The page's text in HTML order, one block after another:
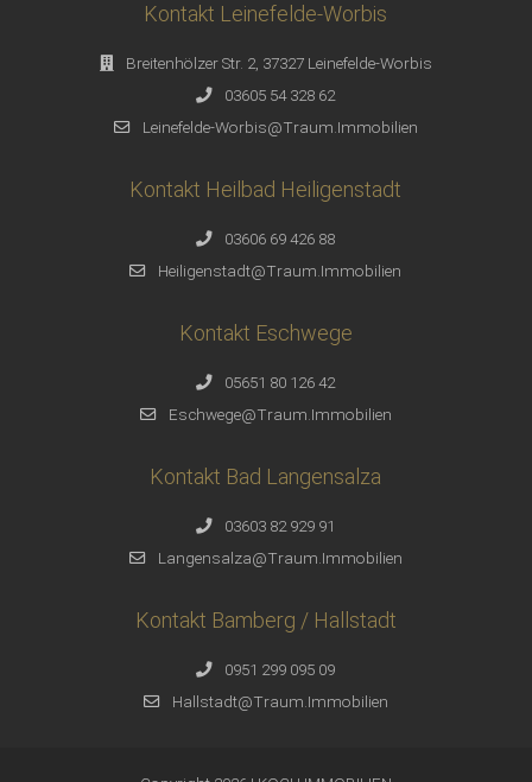
Kontakt Leinefelde-Worbis
Breitenhölzer Str. 2, 37327 Leinefelde-Worbis
03605 54 328 62
Leinefelde-Worbis@Traum.Immobilien
Kontakt Heilbad Heiligenstadt
03606 69 426 88
Heiligenstadt@Traum.Immobilien
Kontakt Eschwege
05651 80 126 42
Eschwege@Traum.Immobilien
Kontakt Bad Langensalza
03603 82 929 91
Langensalza@Traum.Immobilien
Kontakt Bamberg / Hallstadt
0951 299 095 09
Hallstadt@Traum.Immobilien